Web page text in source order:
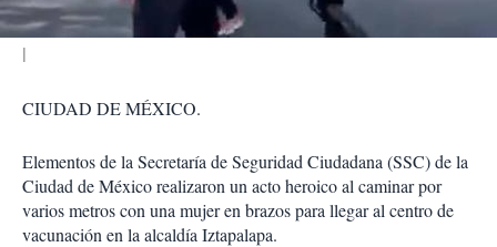
CIUDAD DE MÉXICO.
Elementos de la Secretaría de Seguridad Ciudadana (SSC) de la
Ciudad de México realizaron un acto heroico al caminar por
varios metros con una mujer en brazos para llegar al centro de
vacunación en la alcaldía Iztapalapa.